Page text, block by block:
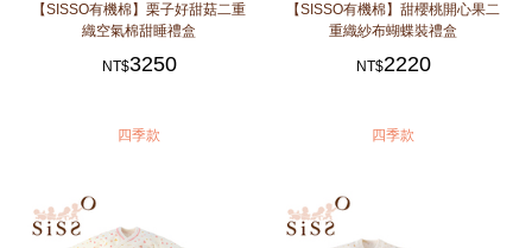
【SISSO有機棉】栗子好甜菇二重
織空氣棉甜睡禮盒
NT$3250
四季款
【SISSO有機棉】甜櫻桃開心果二
重織紗布蝴蝶裝禮盒
NT$2220
四季款